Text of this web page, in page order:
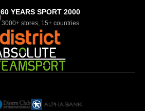
60 YEARS SPORT 2000
3000+ stores, 15+ countries